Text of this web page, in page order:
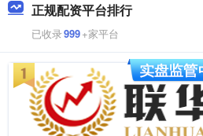
正规配资平台排行
已收录999+家平台